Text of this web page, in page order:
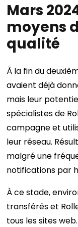
Mars
moyens
qualité
À la fin du
avaient déjà
mais leur
spécialistes de
campagne et
leur réseau.
malgré une
notifications par
À ce stade,
transférés et
tous les sites